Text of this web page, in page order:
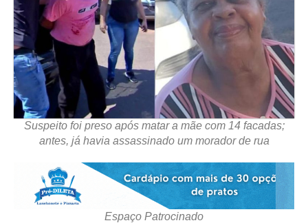
Suspeito foi preso após matar a mãe com 14 facadas;
antes, já havia assassinado um morador de rua
Espaço Patrocinado